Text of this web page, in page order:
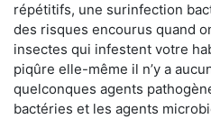
répétitifs, une surinfection
des risques encourus quand
insectes qui infestent votre
piqûre elle-même il n’y a
quelconques agents
bactéries et les agents